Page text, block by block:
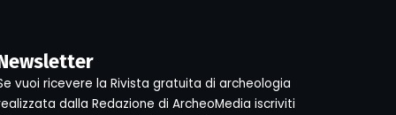
vuoi ricevere la Rivista gratuita di archeologia
dalla Redazione di ArcheoMedia iscriviti